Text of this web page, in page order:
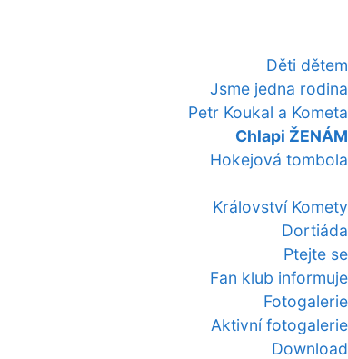
Děti dětem
Jsme jedna rodina
Petr Koukal a Kometa
Chlapi ŽENÁM
Hokejová tombola
Království Komety
Dortiáda
Ptejte se
Fan klub informuje
Fotogalerie
Aktivní fotogalerie
Download